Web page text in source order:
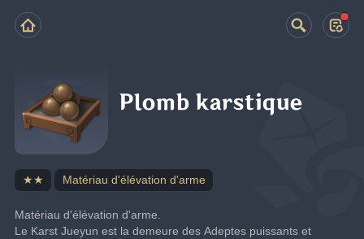
Plomb karstique
★★ Matériau d'élévation d'arme
Matériau d'élévation d'arme.
Le Karst Jueyun est la demeure des Adeptes puissants et